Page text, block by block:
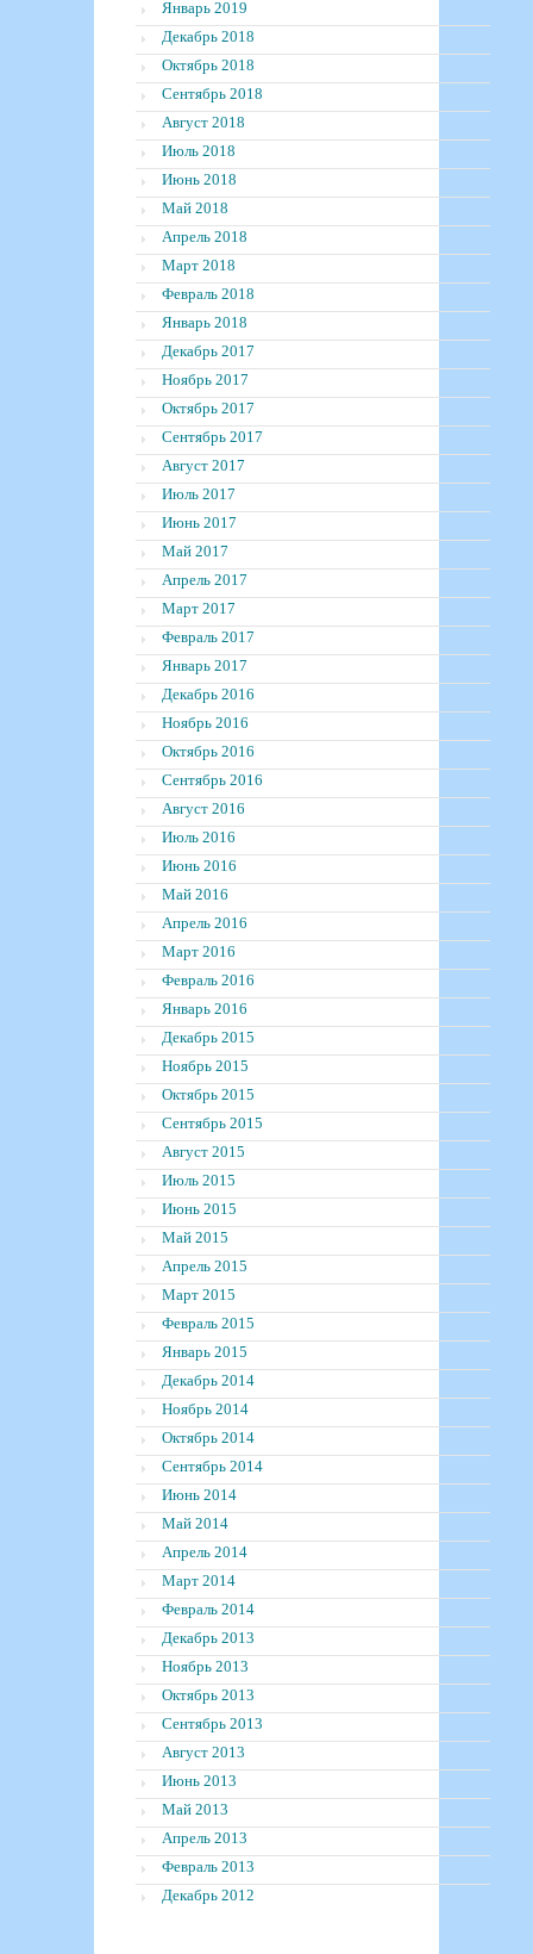
Январь 2019
Декабрь 2018
Октябрь 2018
Сентябрь 2018
Август 2018
Июль 2018
Июнь 2018
Май 2018
Апрель 2018
Март 2018
Февраль 2018
Январь 2018
Декабрь 2017
Ноябрь 2017
Октябрь 2017
Сентябрь 2017
Август 2017
Июль 2017
Июнь 2017
Май 2017
Апрель 2017
Март 2017
Февраль 2017
Январь 2017
Декабрь 2016
Ноябрь 2016
Октябрь 2016
Сентябрь 2016
Август 2016
Июль 2016
Июнь 2016
Май 2016
Апрель 2016
Март 2016
Февраль 2016
Январь 2016
Декабрь 2015
Ноябрь 2015
Октябрь 2015
Сентябрь 2015
Август 2015
Июль 2015
Июнь 2015
Май 2015
Апрель 2015
Март 2015
Февраль 2015
Январь 2015
Декабрь 2014
Ноябрь 2014
Октябрь 2014
Сентябрь 2014
Июнь 2014
Май 2014
Апрель 2014
Март 2014
Февраль 2014
Декабрь 2013
Ноябрь 2013
Октябрь 2013
Сентябрь 2013
Август 2013
Июнь 2013
Май 2013
Апрель 2013
Февраль 2013
Декабрь 2012